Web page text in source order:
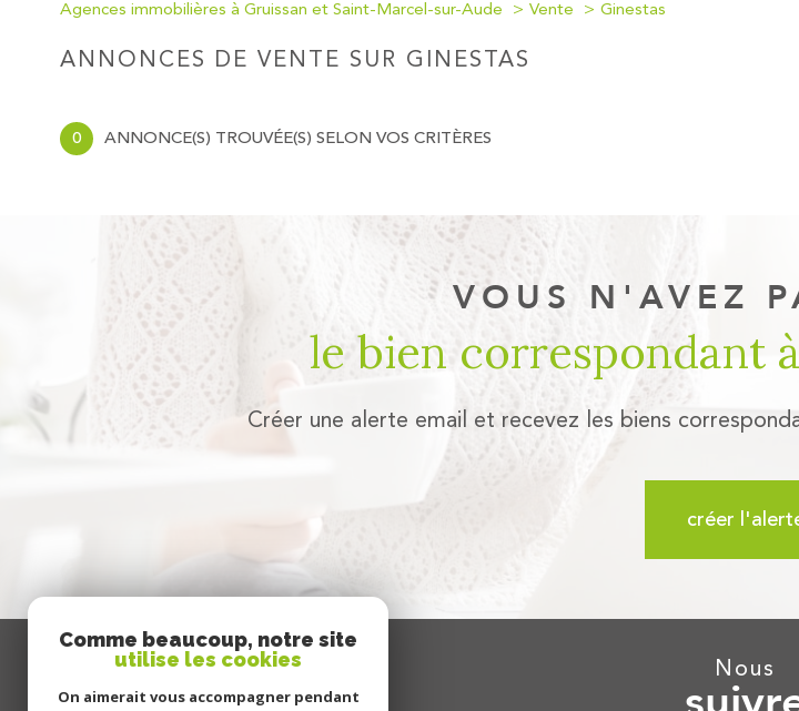
Agences immobilières à Gruissan et Saint-Marcel-sur-Aude Vente Ginestas
ANNONCES DE VENTE SUR GINESTAS
0 ANNONCE(S) TROUVÉE(S) SELON VOS CRITÈRES
VOUS N'AVEZ
le bien correspondant
Créer une alerte email et recevez les biens
créer
se nous
Comme beaucoup, notre site
utilise les cookies
On aimerait vous accompagner pendant